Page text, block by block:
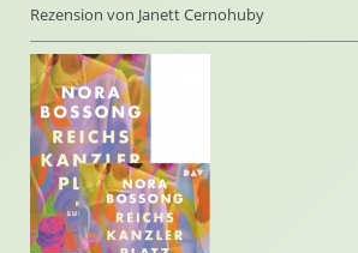
Rezension von Janett Cernohuby